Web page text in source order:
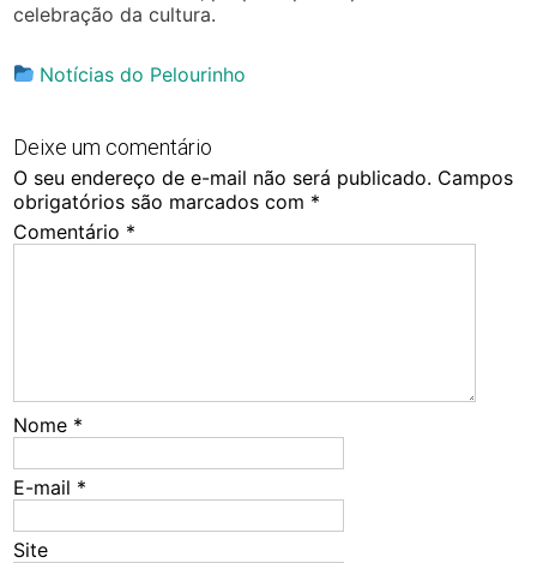
celebração da cultura.
Notícias do Pelourinho
Deixe um comentário
O seu endereço de e-mail não será publicado. Campos
obrigatórios são marcados com *
Comentário *
Nome *
E-mail *
Site